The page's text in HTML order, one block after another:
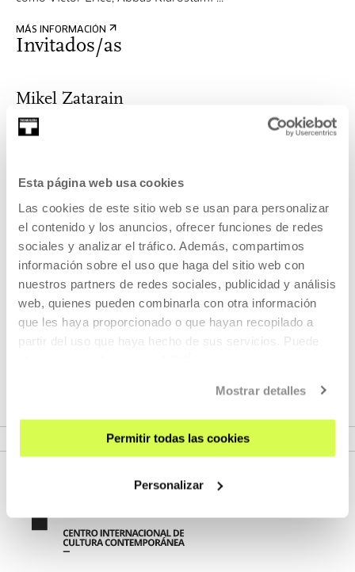
Esta página web usa cookies
Las cookies de este sitio web se usan para personalizar
el contenido y los anuncios, ofrecer funciones de redes
sociales y analizar el tráfico. Además, compartimos
información sobre el uso que haga del sitio web con
nuestros partners de redes sociales, publicidad y análisis
web, quienes pueden combinarla con otra información
que les haya proporcionado o que hayan recopilado a
partir del uso que haya hecho de sus servicios. Puede
Mostrar detalles
Permitir todas las cookies
Personalizar
MÁS INFORMACIÓN
Invitados/as
Mikel Zatarain
como Víctor Erice, Abbas Kiarostami ...
MÁS INFORMACIÓN
Pertenece a Programa: Talleres
de verano
¿Quieres pasar el verano fresco y descubriendo nuevas
VER PROGRAMA